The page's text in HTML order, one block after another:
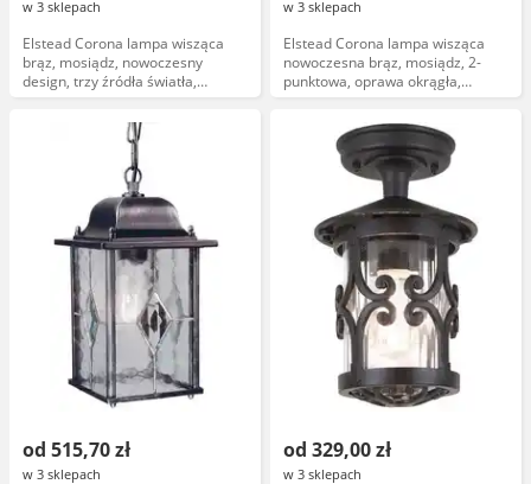
w 3 sklepach
Elstead Corona lampa wisząca
brąz, mosiądz, nowoczesny
design, trzy źródła światła,
kolekcja Corona, model DL-
CORONA-3P-BAB
w 3 sklepach
Elstead Corona lampa wisząca
nowoczesna brąz, mosiądz, 2-
punktowa, oprawa okrągła,
kolekcja Corona
od 515,70 zł
w 3 sklepach
od 329,00 zł
w 3 sklepach